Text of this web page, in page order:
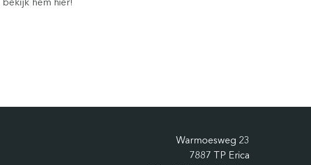
bekijk hem hier!
Warmoesweg 23
7887 TP Erica